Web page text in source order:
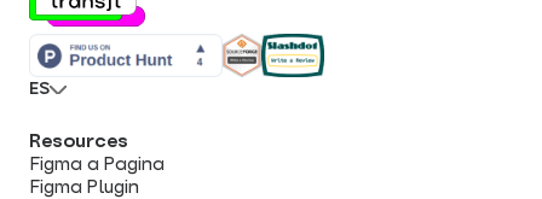
Resources
Figma a Pagina
Figma Plugin
ES